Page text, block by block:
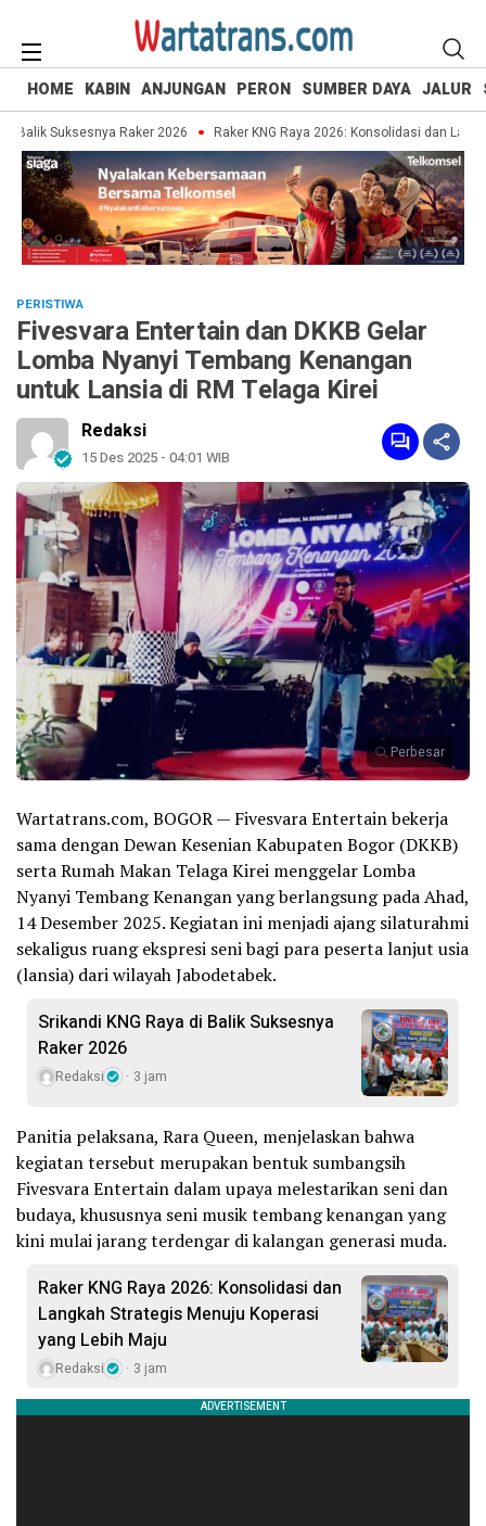
HOME KABIN ANJUNGAN PERON SUMBER DAYA JALUR
Suksesnya Raker 2026 Raker KNG Raya 2026: Konsolidasi dan Langkah
PERISTIWA
Fivesvara Entertain dan DKKB Gelar
Lomba Nyanyi Tembang Kenangan
untuk Lansia di RM Telaga Kirei
Redaksi
15 Des 2025 - 04:01 WIB
Perbesar
Wartatrans.com, BOGOR — Fivesvara Entertain bekerja
sama dengan Dewan Kesenian Kabupaten Bogor (DKKB)
serta Rumah Makan Telaga Kirei menggelar Lomba
Nyanyi Tembang Kenangan yang berlangsung pada Ahad,
14 Desember 2025. Kegiatan ini menjadi ajang silaturahmi
sekaligus ruang ekspresi seni bagi para peserta lanjut usia
(lansia) dari wilayah Jabodetabek.
Srikandi KNG Raya di Balik Suksesnya
Raker 2026
Redaksi 3 jam
Panitia pelaksana, Rara Queen, menjelaskan bahwa
kegiatan tersebut merupakan bentuk sumbangsih
Fivesvara Entertain dalam upaya melestarikan seni dan
budaya, khususnya seni musik tembang kenangan yang
kini mulai jarang terdengar di kalangan generasi muda.
Raker KNG Raya 2026: Konsolidasi dan
Langkah Strategis Menuju Koperasi
yang Lebih Maju
Redaksi 3 jam